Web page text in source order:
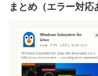
まとめ（エラー対応